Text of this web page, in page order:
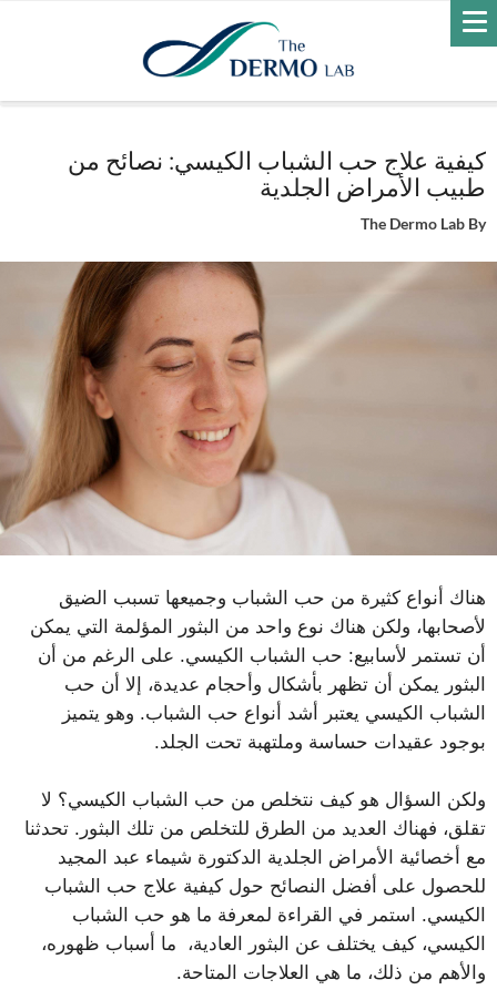
Home
كيفية علاج حب الشباب الكيسي: نصائح من طبيب
كيفية علاج حب الشباب الكيسي: نصائح من
طبيب الأمراض الجلدية
By
The Dermo Lab
هناك أنواع كثيرة من حب الشباب وجميعها تسبب الضيق
لأصحابها، ولكن هناك نوع واحد من البثور المؤلمة التي يمكن
أن تستمر لأسابيع: حب الشباب الكيسي. على الرغم من أن
البثور يمكن أن تظهر بأشكال وأحجام عديدة، إلا أن حب
الشباب الكيسي يعتبر أشد أنواع حب الشباب. وهو يتميز
بوجود عقيدات حساسة وملتهبة تحت الجلد.
ولكن السؤال هو كيف نتخلص من حب الشباب الكيسي؟ لا
تقلق، فهناك العديد من الطرق للتخلص من تلك البثور. تحدثنا
مع أخصائية الأمراض الجلدية الدكتورة شيماء عبد المجيد
للحصول على أفضل النصائح حول كيفية علاج حب الشباب
الكيسي. استمر في القراءة لمعرفة ما هو حب الشباب
الكيسي، كيف يختلف عن البثور العادية، ما أسباب ظهوره،
والأهم من ذلك، ما هي العلاجات المتاحة.